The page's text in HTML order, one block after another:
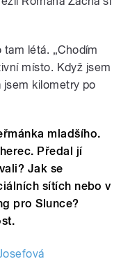
létá. „Chodím
místo. Když jsem
kilometry po
mladšího.
Předal jí
Jak se
sítích nebo v
pro Slunce?